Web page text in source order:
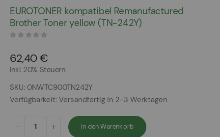
der
Bildergalerie
springen
EUROTONER kompatibel Remanufactured
Brother Toner yellow (TN-242Y)
62,40 €
Inkl. 20% Steuern
SKU 0NWTC900TN242Y
Verfügbarkeit: Versandfertig in 2-3 Werktagen
In den Warenkorb